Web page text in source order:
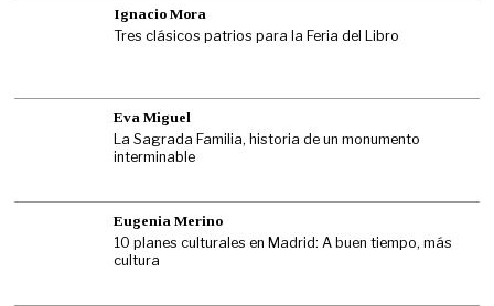
Ignacio Mora
Tres clásicos patrios para la Feria del Libro
Eva Miguel
La Sagrada Familia, historia de un monumento
interminable
Eugenia Merino
10 planes culturales en Madrid: A buen tiempo, más
cultura